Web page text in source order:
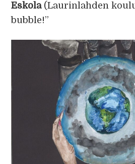
Eskola(Laurinlahden
bubble!”